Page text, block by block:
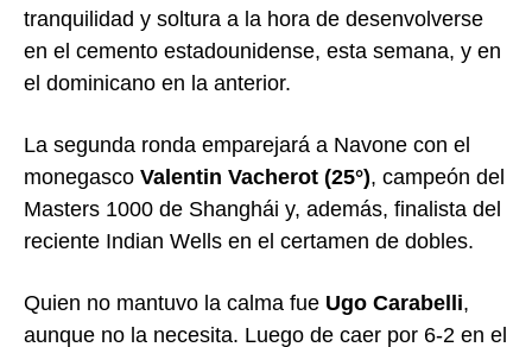
tranquilidad y soltura a la hora de desenvolverse
en el cemento estadounidense, esta semana, y en
el dominicano en la anterior.
La segunda ronda emparejará a Navone con el
monegasco Valentin Vacherot (25°), campeón del
Masters 1000 de Shanghái y, además, finalista del
reciente Indian Wells en el certamen de dobles.
Quien no mantuvo la calma fue Ugo Carabelli,
aunque no la necesita. Luego de caer por 6-2 en el